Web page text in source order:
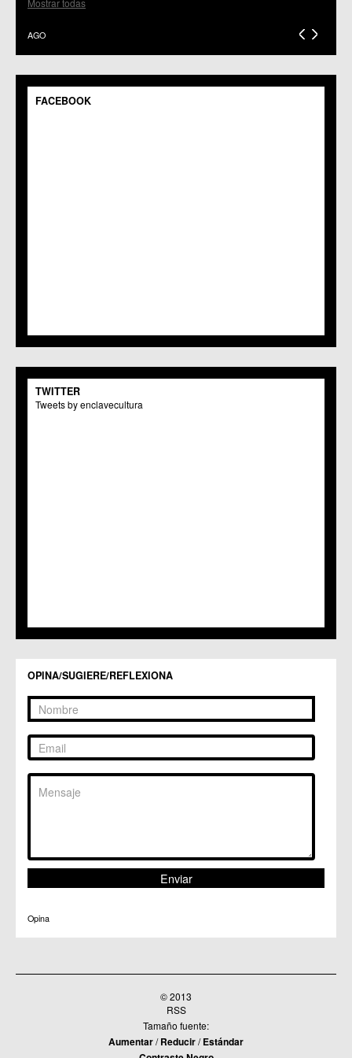
C.C.S. El Ranero
C.M. Gea y Truyols
C.C.S. La Paz
C.M. El Carmen
Centros Culturales
C.C. Puertas de Castilla
C.C. Zarandona
Mostrar todas
AGO
FACEBOOK
TWITTER
Tweets by enclavecultura
OPINA/SUGIERE/REFLEXIONA
Opina
© 2013
RSS
Tamaño fuente:
Aumentar/Reducir/Estándar